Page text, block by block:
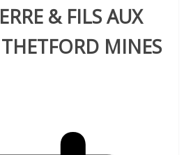
& FILS AUX
MINES